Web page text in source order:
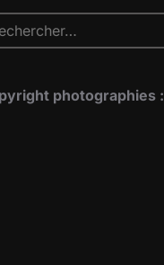
:
photographies :